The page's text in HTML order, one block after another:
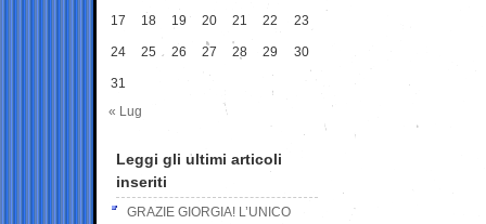
17 18 19 20 21 22 23
24 25 26 27 28 29 30
31
« Lug
Leggi gli ultimi articoli
inseriti
GRAZIE GIORGIA! L’UNICO